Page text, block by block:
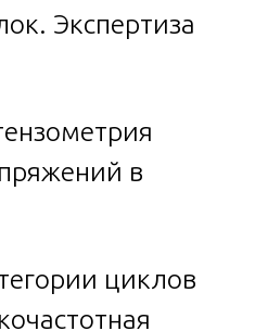
Экспертиза
в
циклов